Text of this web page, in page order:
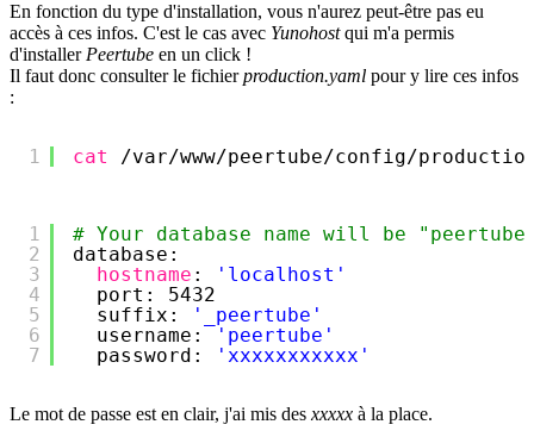
En fonction du type d'installation, vous n'aurez peut-être pas eu
accès à ces infos. C'est le cas avec Yunohostqui m'a permis
d'installer Peertube en un click !
Il faut donc consulter le fichierproduction.yaml pour y lire ces infos
:
1 cat /var/www/peertube/config/
1
2
3
4
5
6
7
# Your database name will be
database:
hostname :
'localhost'
port: 5432
suffix:
'_peertube'
username:
'peertube'
password:
'xxxxxxxxxxx'
Le mot de passe est en clair, j'ai mis des xxxxx à la place.